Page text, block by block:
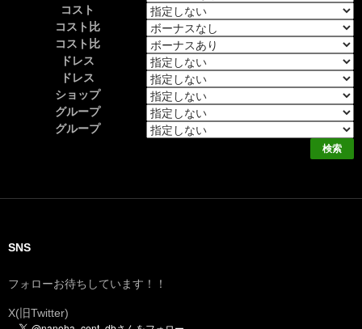
コスト
コスト比
コスト比
ドレス
ドレス
ショップ
グループ
グループ
SNS
フォローお待ちしています！！
X(旧Twitter)